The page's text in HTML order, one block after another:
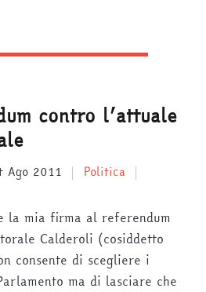
contro l’attuale
Ago 2011
Politica
la mia firma al referendum
Calderoli (cosiddetto
consente di scegliere i
ma di lasciare che